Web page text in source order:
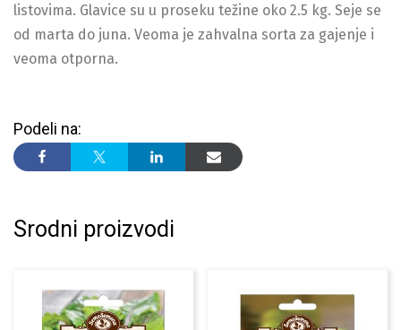
listovima. Glavice su u proseku težine oko 2.5 kg. Seje se
od marta do juna. Veoma je zahvalna sorta za gajenje i
veoma otporna.
Podeli na:
Srodni proizvodi